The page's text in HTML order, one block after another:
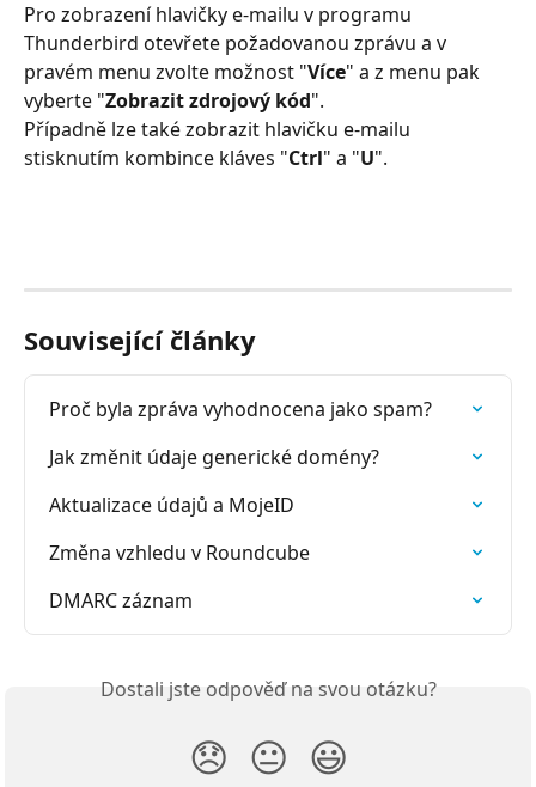
Pro zobrazení hlavičky e-mailu v programu
Thunderbird otevřete požadovanou zprávu a v
pravém menu zvolte možnost "Více" a z menu pak
vyberte "Zobrazit zdrojový kód".
Případně lze také zobrazit hlavičku e-mailu
stisknutím kombince kláves "Ctrl" a "U".
Související články
Proč byla zpráva vyhodnocena jako spam?
Jak změnit údaje generické domény?
Aktualizace údajů a MojeID
Změna vzhledu v Roundcube
DMARC záznam
Dostali jste odpověď na svou otázku?
😞 😐 😃